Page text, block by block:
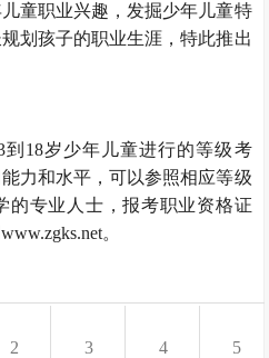
童职业兴趣，发掘少年儿童特
划孩子的职业生涯，特此推出
18岁少年儿童进行的等级考
力和水平，可以参照相应等级
的专业人士，报考职业资格证
。
2 3 4 5